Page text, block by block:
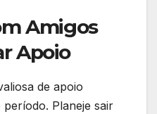
Amigos
Apoio
de apoio
Planeje sair